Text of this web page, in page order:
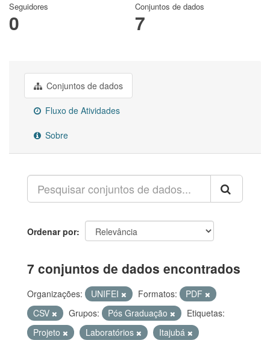
Seguidores
0
Conjuntos de dados
7
Conjuntos de dados
Fluxo de Atividades
Sobre
Ordenar por
7 conjuntos de dados encontrados
Organizações: UNIFEI Formatos:
PDF
CSV
Grupos: Pós Graduação
Etiquetas:
Projeto
Laboratórios
Itajubá